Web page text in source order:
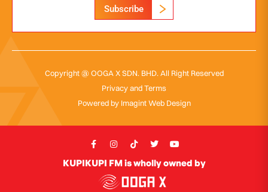
Subscribe
Copyright @ OOGA X SDN. BHD. All Right Reserved
Privacy and Terms
Powered by Imagint Web Design
KUPIKUPI FM is wholly owned by